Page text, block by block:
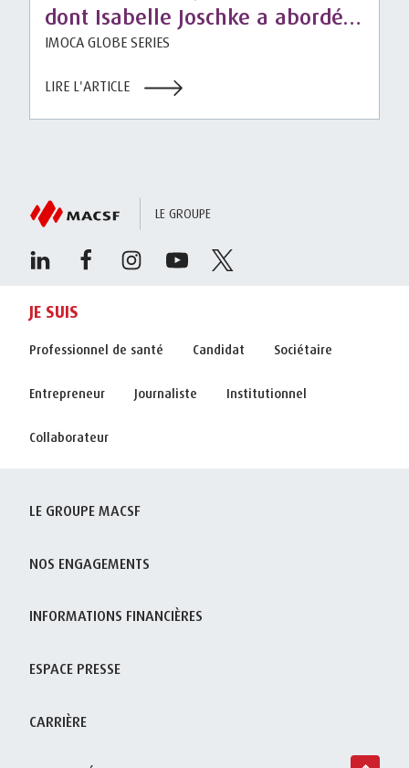
dont Isabelle Joschke a abordé
son Vendée Globe"
IMOCA GLOBE SERIES
LIRE L'ARTICLE
LE GROUPE
JE SUIS
Professionnel de santé Candidat Sociétaire
Entrepreneur Journaliste Institutionnel
Collaborateur
LE GROUPE MACSF
NOS ENGAGEMENTS
INFORMATIONS FINANCIÈRES
ESPACE PRESSE
CARRIÈRE